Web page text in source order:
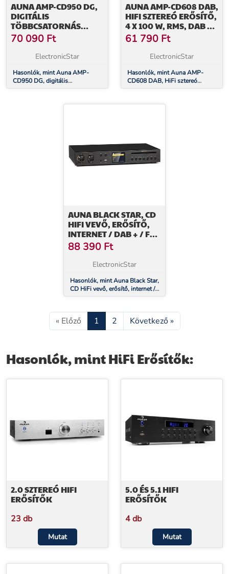
AUNA AMP-CD950 DG,
DIGITÁLIS
TÖBBCSATORNÁS
ERŐSÍTŐ, 8 X 100 W, BT,
OPT. BEMENET,
TÁVIRÁNYÍTÓ
70 090 Ft
ElectronicStar
Hasonlók, mint Auna AMP-
CD950 DG, digitális
többcsatornás erősítő, 8 x 100
AUNA AMP-CD608 DAB,
HIFI SZTEREÓ ERŐSÍTŐ,
4 X 100 W, RMS, DAB +
BT, OPTIKAI BEMENET,
TÁVIRÁNYÍTÓ
61 790 Ft
ElectronicStar
Hasonlók, mint Auna AMP-
CD608 DAB, HiFi sztereó
erősítő, 4 x 100 W, RMS, DAB +
AUNA BLACK STAR, CD
HIFI VEVŐ, ERŐSÍTŐ,
INTERNET / DAB + / FM
RÁDIÓ, CD LEJÁTSZÓ,
WIFI
88 390 Ft
ElectronicStar
Hasonlók, mint Auna Black Star,
CD HiFi vevő, erősítő, internet /
DAB + / FM rádió, CD lejátszó,
« Előző 1 2 Következő »
Hasonlók, mint HiFi Erősítők:
2.0 SZTEREÓ HIFI
ERŐSÍTŐK
23 db
Mutat
5.0 ÉS 5.1 HIFI
ERŐSÍTŐK
4 db
Mutat